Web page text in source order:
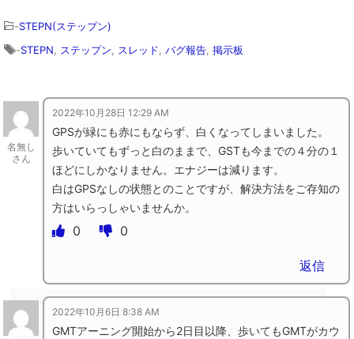
-STEPN(ステップン)
-STEPN ステップン スレッド バグ報告 掲示板
名無し
さん
2022年10月28日 12:29 AM
GPSが緑にも赤にもならず、白くなってしまいました。
歩いていてもずっと白のままで、GSTも今までの４分の１
ほどにしかなりません。エナジーは減ります。
白はGPSなしの状態とのことですが、解決方法をご存知の
方はいらっしゃいませんか。
0 0
返信
2022年10月6日 8:38 AM
GMTアーニング開始から2日目以降、歩いてもGMTがカウ